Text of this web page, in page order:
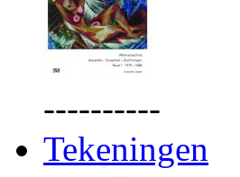
----------
Tekeningen